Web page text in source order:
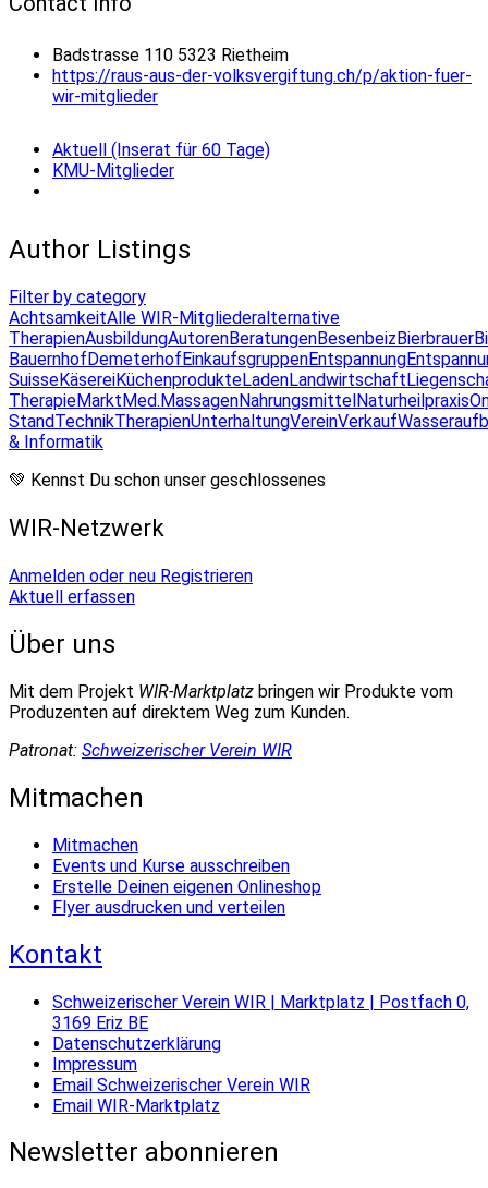
Badstrasse 110 5323 Rietheim
https://raus-aus-der-volksvergiftung.ch/p/aktion-fuer-
wir-mitglieder
Aktuell (Inserat für 60 Tage)
KMU-Mitglieder
Author Listings
Filter by category
AchtsamkeitAlle WIR-Mitgliederalternative
TherapienAusbildungAutorenBeratungenBesenbeizBierbrauer
BauernhofDemeterhofEinkaufsgruppenEntspannung
SuisseKäsereiKüchenprodukteLadenLandwirtschaft
TherapieMarktMed.MassagenNahrungsmittelNaturheilpraxis
StandTechnikTherapienUnterhaltungVereinVerkauf
& Informatik
💚 Kennst Du schon unser geschlossenes
WIR-Netzwerk
Anmelden oder neu Registrieren
Aktuell erfassen
Über uns
Mit dem Projekt WIR-Marktplatz bringen wir Produkte vom
Produzenten auf direktem Weg zum Kunden.
Patronat: Schweizerischer Verein WIR
Mitmachen
Mitmachen
Events und Kurse ausschreiben
Erstelle Deinen eigenen Onlineshop
Flyer ausdrucken und verteilen
Kontakt
Schweizerischer Verein WIR | Marktplatz | Postfach 0,
3169 Eriz BE
Datenschutzerklärung
Impressum
Email Schweizerischer Verein WIR
Email WIR-Marktplatz
Newsletter abonnieren